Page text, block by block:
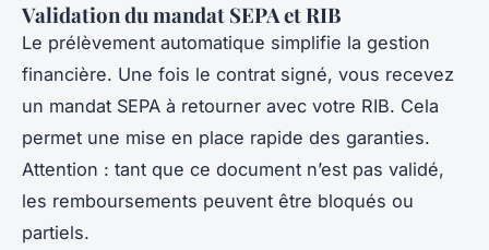
Validation du mandat SEPA et RIB
Le prélèvement automatique simplifie la gestion
financière. Une fois le contrat signé, vous recevez
un mandat SEPA à retourner avec votre RIB. Cela
permet une mise en place rapide des garanties.
Attention : tant que ce document n’est pas validé,
les remboursements peuvent être bloqués ou
partiels.